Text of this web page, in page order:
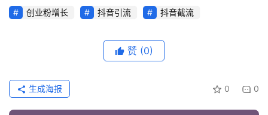
创业粉增长 抖音引流 抖音截流
赞 (0)
0 0
生成海报